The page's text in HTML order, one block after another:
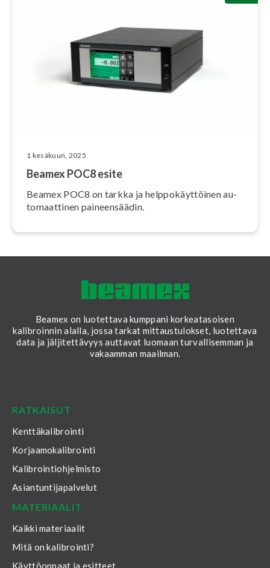
1 kesäkuun, 2025
Beamex POC8 esite
Beamex POC8 on tarkka ja help­po­käyt­töi­nen au­
to­maat­ti­nen pai­neen­sää­din.
Beamex on luotettava kumppani korkeatasoisen
kalibroinnin alalla, jossa tarkat mittaustulokset, luotettava
data ja jäljitettävyys auttavat luomaan turvallisemman ja
vakaamman maailman.
RATKAISUT
Kenttäkalibrointi
Korjaamokalibrointi
Kalibrointiohjelmisto
Asiantuntijapalvelut
MATERIAALIT
Kaikki materiaalit
Mitä on kalibrointi?
Käyttöoppaat ja esitteet